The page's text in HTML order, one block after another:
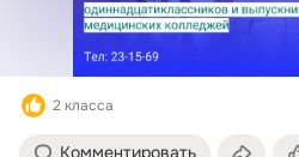
2 класса
Комментировать